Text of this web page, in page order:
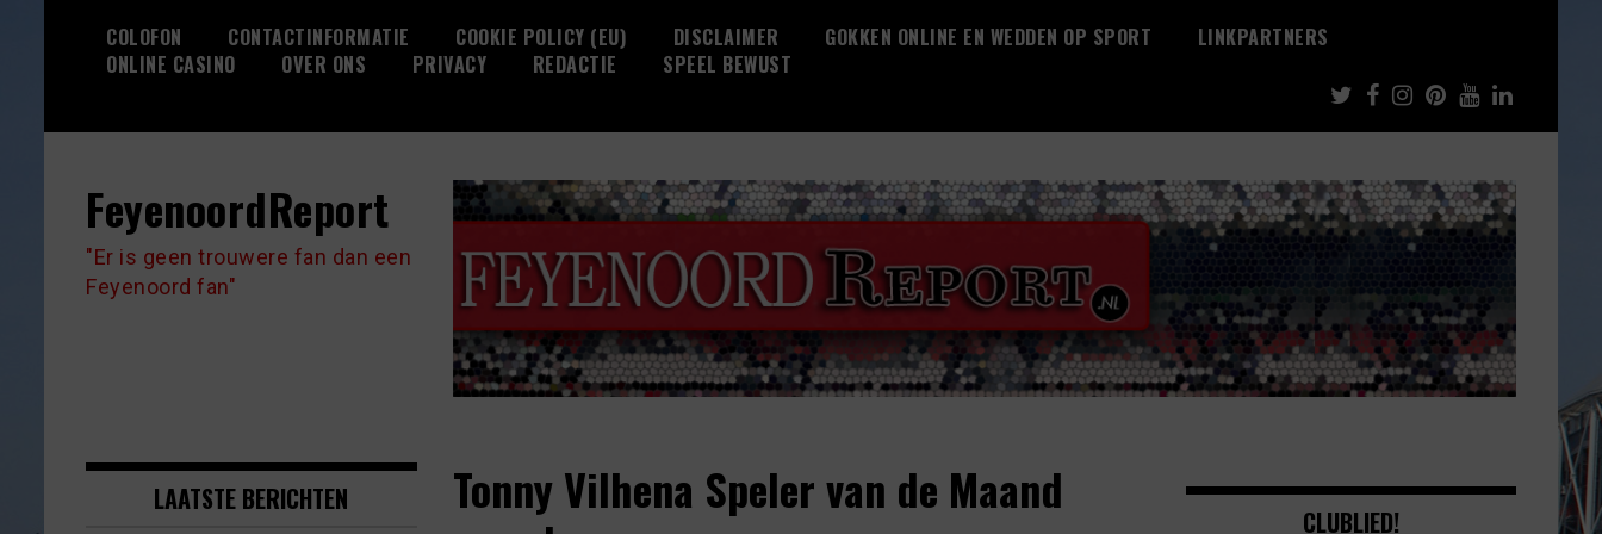
COLOFON CONTACTINFORMATIE COOKIE POLICY (EU) DISCLAIMER GOKKEN ONLINE EN WEDDEN OP SPORT
LINKPARTNERS
ONLINE CASINO
OVER ONS PRIVACY REDACTIE SPEEL BEWUST
FeyenoordReport
"Er is geen trouwere fan dan een
Feyenoord fan"
Tonny Vilhena Speler van de Maand
LAATSTE BERICHTEN
CLUBLIED!